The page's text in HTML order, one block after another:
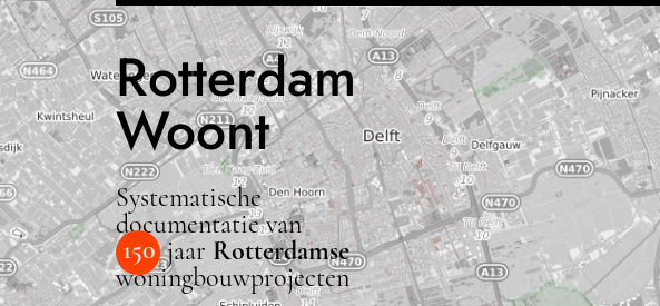
Rotterdam
Woont
Systematische
documentatie van
150jaar Rotterdamse
woningbouwprojecten